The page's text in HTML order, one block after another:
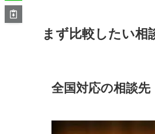
まず比較したい相
全国対応の相談先